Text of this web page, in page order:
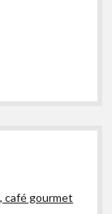
café gourmet